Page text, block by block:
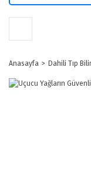
Anasayfa Dahili Tıp